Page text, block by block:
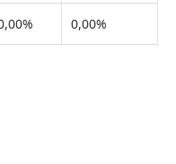
0,00%